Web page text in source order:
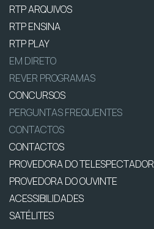
RTP ARQUIVOS
RTP ENSINA
RTP PLAY
EM DIRETO
REVER PROGRAMAS
CONCURSOS
PERGUNTAS FREQUENTES
CONTACTOS
CONTACTOS
PROVEDORA DO TELESPECTADOR
PROVEDORA DO OUVINTE
ACESSIBILIDADES
SATÉLITES